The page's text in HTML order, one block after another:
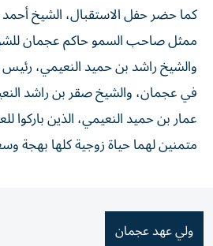
كما حضر حفل الاستقبال، الشيخ
ممثل صاحب السمو حاكم عجمان
والشيخ راشد بن حميد النعيمي، رئيس
في عجمان، والشيخ صقر بن راشد
عمار بن حميد النعيمي، الذين باركوا
متمنين لهما حياة زوجية كلها بهجة
ولي عهد عجمان